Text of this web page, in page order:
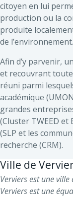
citoyen en lui
production ou la
produite
de l’environnement.
Afin d’y parvenir,
et recouvrant
réuni parmi
académique
grandes
(Cluster TWEED
(SLP et les
recherche (CRM).
Ville de
Verviers est une
Verviers est une